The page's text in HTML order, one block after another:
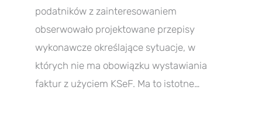
podatników z zainteresowaniem
obserwowało projektowane przepisy
wykonawcze określające sytuacje, w
których nie ma obowiązku wystawiania
faktur z użyciem KSeF. Ma to istotne…